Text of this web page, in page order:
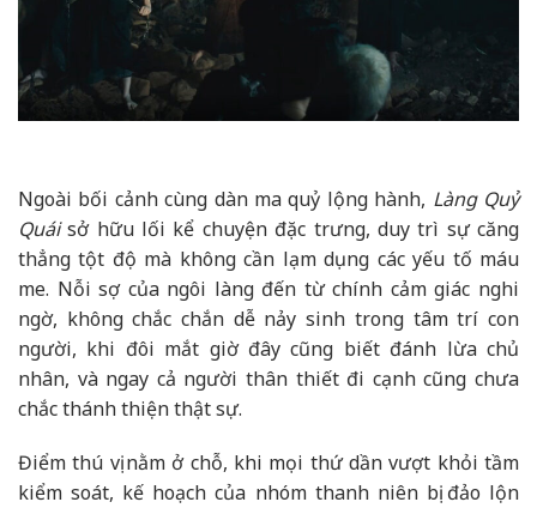
Ngoài bối cảnh cùng dàn ma quỷ lộng hành, Làng Quỷ
Quáisở hữu lối kể chuyện đặc trưng, duy trì sự căng
thẳng tột độ mà không cần lạm dụng các yếu tố máu
me. Nỗi sợ của ngôi làng đến từ chính cảm giác nghi
ngờ, không chắc chắn dễ nảy sinh trong tâm trí con
người, khi đôi mắt giờ đây cũng biết đánh lừa chủ
nhân, và ngay cả người thân thiết đi cạnh cũng chưa
chắc thánh thiện thật sự.
Điểm thú vị nằm ở chỗ, khi mọi thứ dần vượt khỏi tầm
kiểm soát, kế hoạch của nhóm thanh niên bị đảo lộn